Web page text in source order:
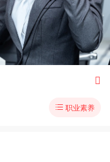

 职业素养